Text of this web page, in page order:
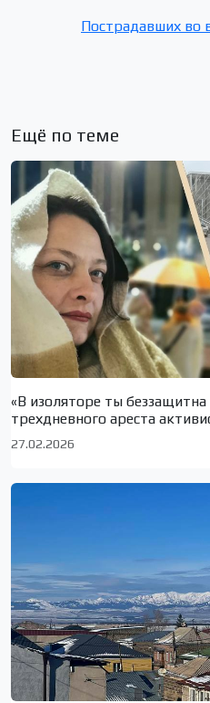
Пострадавших во
Ещё по теме
«В изоляторе ты
трехдневного ареста
27.02.2026